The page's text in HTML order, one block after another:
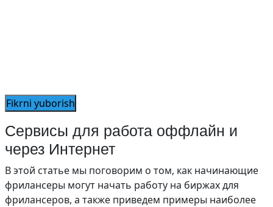
Сервисы для работа оффлайн и
через Интернет
В этой статье мы поговорим о том, как начинающие
фрилансеры могут начать работу на биржах для
фрилансеров, а также приведем примеры наиболее